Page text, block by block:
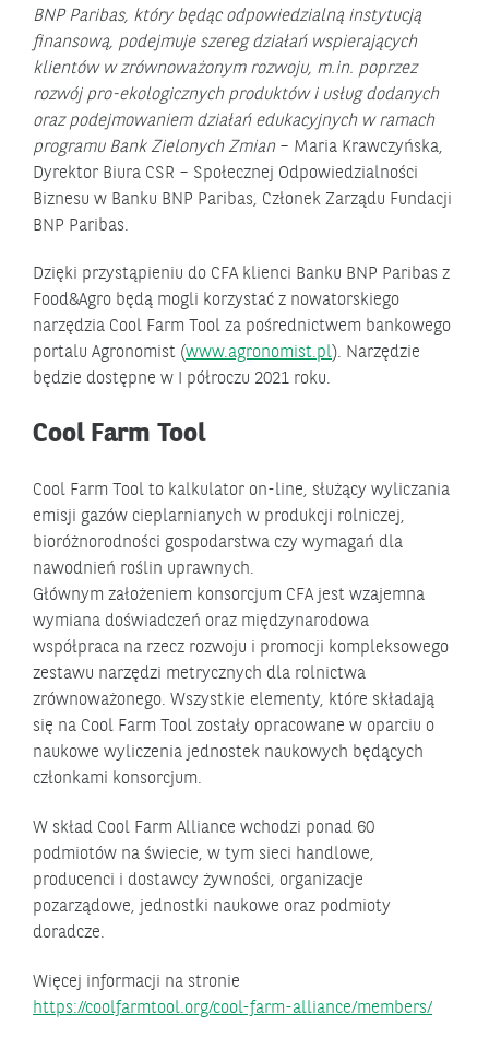
BNP Paribas, który będąc odpowiedzialną instytucją
finansową, podejmuje szereg działań wspierających
klientów w zrównoważonym rozwoju, m.in. poprzez
rozwój pro-ekologicznych produktów i usług dodanych
oraz podejmowaniem działań edukacyjnych w ramach
programu Bank Zielonych Zmian– Maria Krawczyńska,
Dyrektor Biura CSR – Społecznej Odpowiedzialności
Biznesu w Banku BNP Paribas, Członek Zarządu Fundacji
BNP Paribas.
Dzięki przystąpieniu do CFA klienci Banku BNP Paribas z
Food&Agro będą mogli korzystać z nowatorskiego
narzędzia Cool Farm Tool za pośrednictwem bankowego
portalu Agronomist (www.agronomist.pl). Narzędzie
będzie dostępne w I półroczu 2021 roku.
Cool Farm Tool
Cool Farm Tool to kalkulator on-line, służący wyliczania
emisji gazów cieplarnianych w produkcji rolniczej,
bioróżnorodności gospodarstwa czy wymagań dla
nawodnień roślin uprawnych.
Głównym założeniem konsorcjum CFA jest wzajemna
wymiana doświadczeń oraz międzynarodowa
współpraca na rzecz rozwoju i promocji kompleksowego
zestawu narzędzi metrycznych dla rolnictwa
zrównoważonego. Wszystkie elementy, które składają
się na Cool Farm Tool zostały opracowane w oparciu o
naukowe wyliczenia jednostek naukowych będących
członkami konsorcjum.
W skład Cool Farm Alliance wchodzi ponad 60
podmiotów na świecie, w tym sieci handlowe,
producenci i dostawcy żywności, organizacje
pozarządowe, jednostki naukowe oraz podmioty
doradcze.
Więcej informacji na stronie
https://coolfarmtool.org/cool-farm-alliance/members/